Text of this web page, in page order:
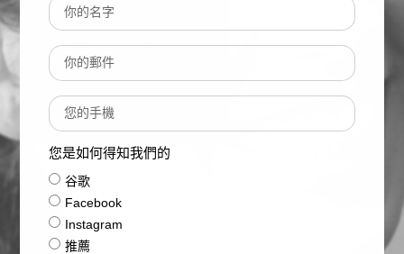
您是如何得知我們的
谷歌
Facebook
Instagram
推薦